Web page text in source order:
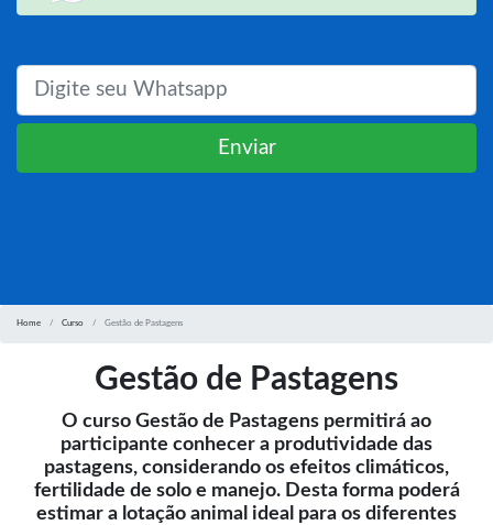
Enviar
Home Curso Gestão de Pastagens
Gestão de Pastagens
O curso Gestão de Pastagens permitirá ao
participante conhecer a produtividade das
pastagens, considerando os efeitos climáticos,
fertilidade de solo e manejo. Desta forma poderá
estimar a lotação animal ideal para os diferentes